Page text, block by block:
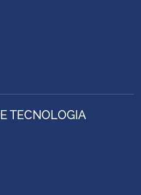
TECNOLOGIA